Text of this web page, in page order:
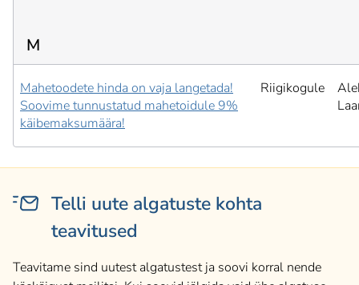
M
Mahetoodete hinda on vaja langetada!
Soovime tunnustatud mahetoidule 9%
käibemaksumäära!
Riigikogule
Telli uute algatuste kohta
teavitused
Teavitame sind uutest algatustest ja soovi korral nende